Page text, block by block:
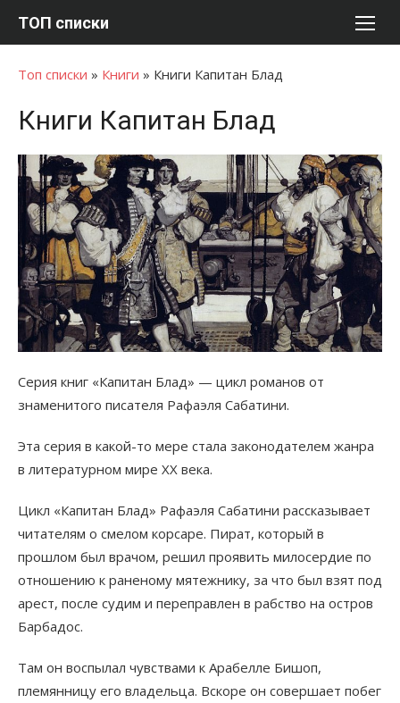
ТОП списки
Топ списки » Книги » Книги Капитан Блад
Книги Капитан Блад
Серия книг «Капитан Блад» — цикл романов от
знаменитого писателя Рафаэля Сабатини.
Эта серия в какой-то мере стала законодателем жанра
в литературном мире XX века.
Цикл «Капитан Блад» Рафаэля Сабатини рассказывает
читателям о смелом корсаре. Пират, который в
прошлом был врачом, решил проявить милосердие по
отношению к раненому мятежнику, за что был взят под
арест, после судим и переправлен в рабство на остров
Барбадос.
Там он воспылал чувствами к Арабелле Бишоп,
племянницу его владельца. Вскоре он совершает побег